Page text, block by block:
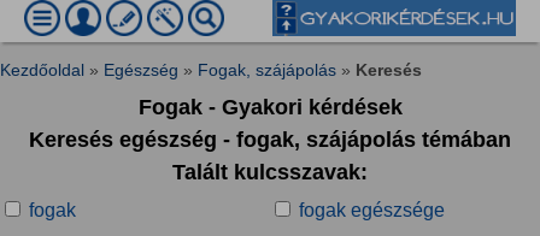
Kezdőoldal » Egészség » Fogak, szájápolás » Keresés
Fogak - Gyakori kérdések
Keresés egészség - fogak, szájápolás témában
Talált kulcsszavak:
fogak
fogak egészsége